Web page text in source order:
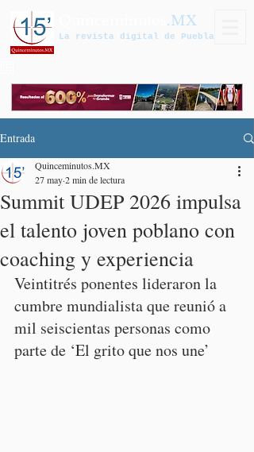
.MX
La revista digital de Puebla
Entrada
Summit UDEP 2026 impulsa
el talento joven poblano con
coaching y experiencia
Quinceminutos.MX
27 may2 min de lectura
Veintitrés ponentes lideraron la
cumbre mundialista que reunió a
mil seiscientas personas como
parte de ‘El grito que nos une’